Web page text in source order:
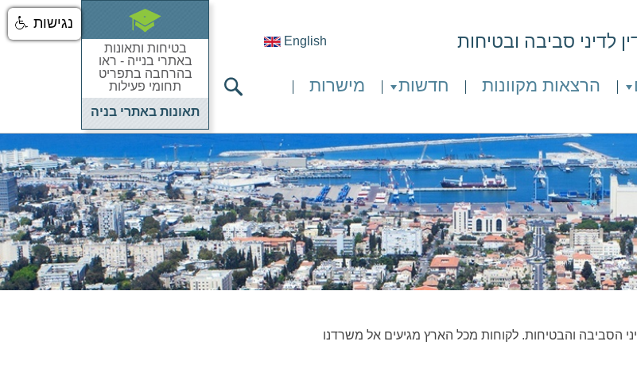
English לדיני סביבה ובטיחות
הרצאות מקוונות חדשות
מישרות
בטיחות ותאונות
באתרי בנייה - ראו
בהרחבה בתפריט
תחומי פעילות
תאונות באתרי בניה
הסביבה והבטיחות. לקוחות מכל הארץ מגיעים אל משרדנו
נגישות